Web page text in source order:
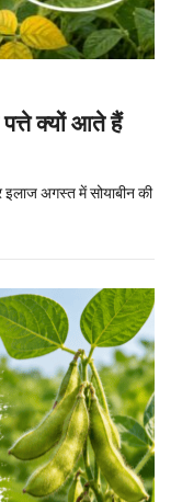
क्यों आते हैं
अगस्त में सोयाबीन की